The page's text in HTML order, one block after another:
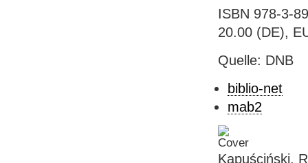
ISBN 978-3-
20.00 (DE),
Quelle: DNB
biblio-net
mab2
Kapuściński,